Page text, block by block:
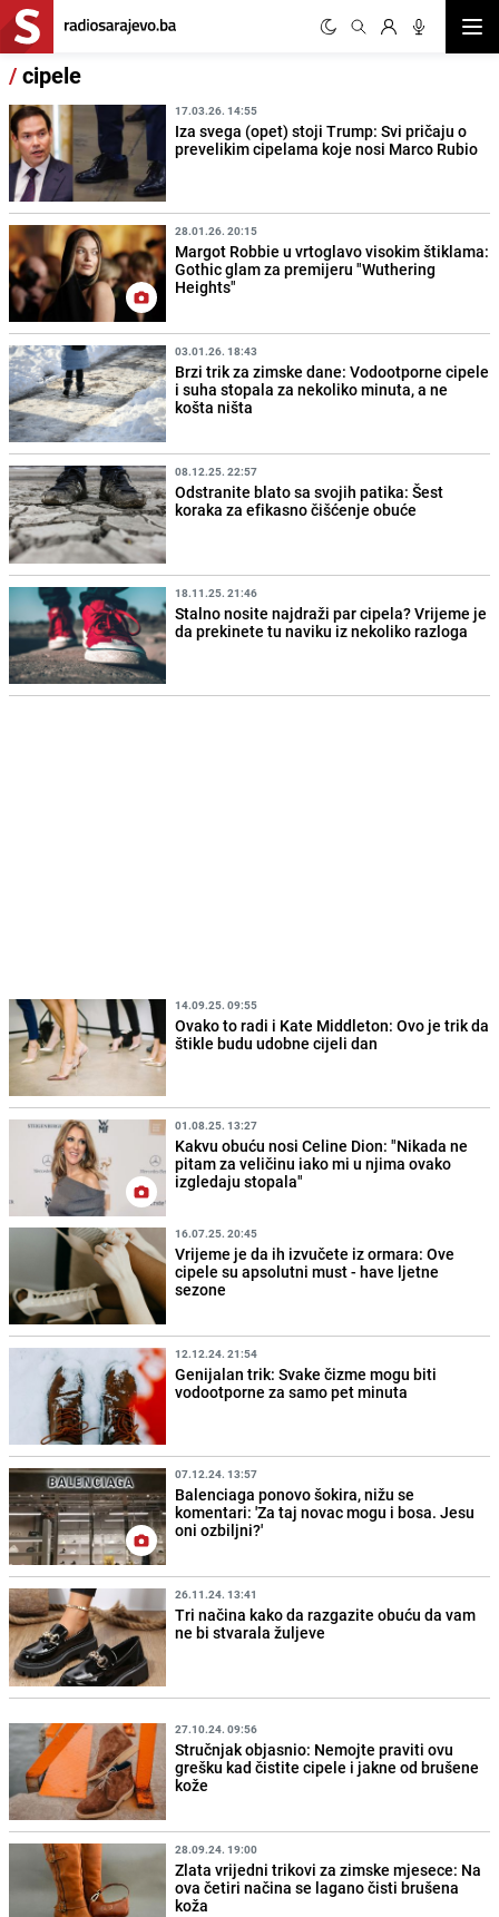
/cipele
17.03.26. 14:55
Iza svega (opet) stoji Trump: Svi pričaju o
prevelikim cipelama koje nosi Marco Rubio
28.01.26. 20:15
Margot Robbie u vrtoglavo visokim štiklama:
Gothic glam za premijeru "Wuthering
Heights"
03.01.26. 18:43
Brzi trik za zimske dane: Vodootporne cipele
i suha stopala za nekoliko minuta, a ne
košta ništa
08.12.25. 22:57
Odstranite blato sa svojih patika: Šest
koraka za efikasno čišćenje obuće
18.11.25. 21:46
Stalno nosite najdraži par cipela? Vrijeme je
da prekinete tu naviku iz nekoliko razloga
14.09.25. 09:55
Ovako to radi i Kate Middleton: Ovo je trik da
štikle budu udobne cijeli dan
01.08.25. 13:27
Kakvu obuću nosi Celine Dion: "Nikada ne
pitam za veličinu iako mi u njima ovako
izgledaju stopala"
16.07.25. 20:45
Vrijeme je da ih izvučete iz ormara: Ove
cipele su apsolutni must - have ljetne
sezone
12.12.24. 21:54
Genijalan trik: Svake čizme mogu biti
vodootporne za samo pet minuta
07.12.24. 13:57
Balenciaga ponovo šokira, nižu se
komentari: 'Za taj novac mogu i bosa. Jesu
oni ozbiljni?'
26.11.24. 13:41
Tri načina kako da razgazite obuću da vam
ne bi stvarala žuljeve
27.10.24. 09:56
Stručnjak objasnio: Nemojte praviti ovu
grešku kad čistite cipele i jakne od brušene
kože
28.09.24. 19:00
Zlata vrijedni trikovi za zimske mjesece: Na
ova četiri načina se lagano čisti brušena
koža